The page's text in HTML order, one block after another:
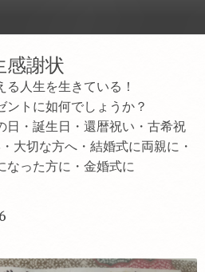
感謝状
る人生を生きている！
ントに如何でしょうか？
日・誕生日・還暦祝い・古希祝
大切な方へ・結婚式に両親に・
なった方に・金婚式に